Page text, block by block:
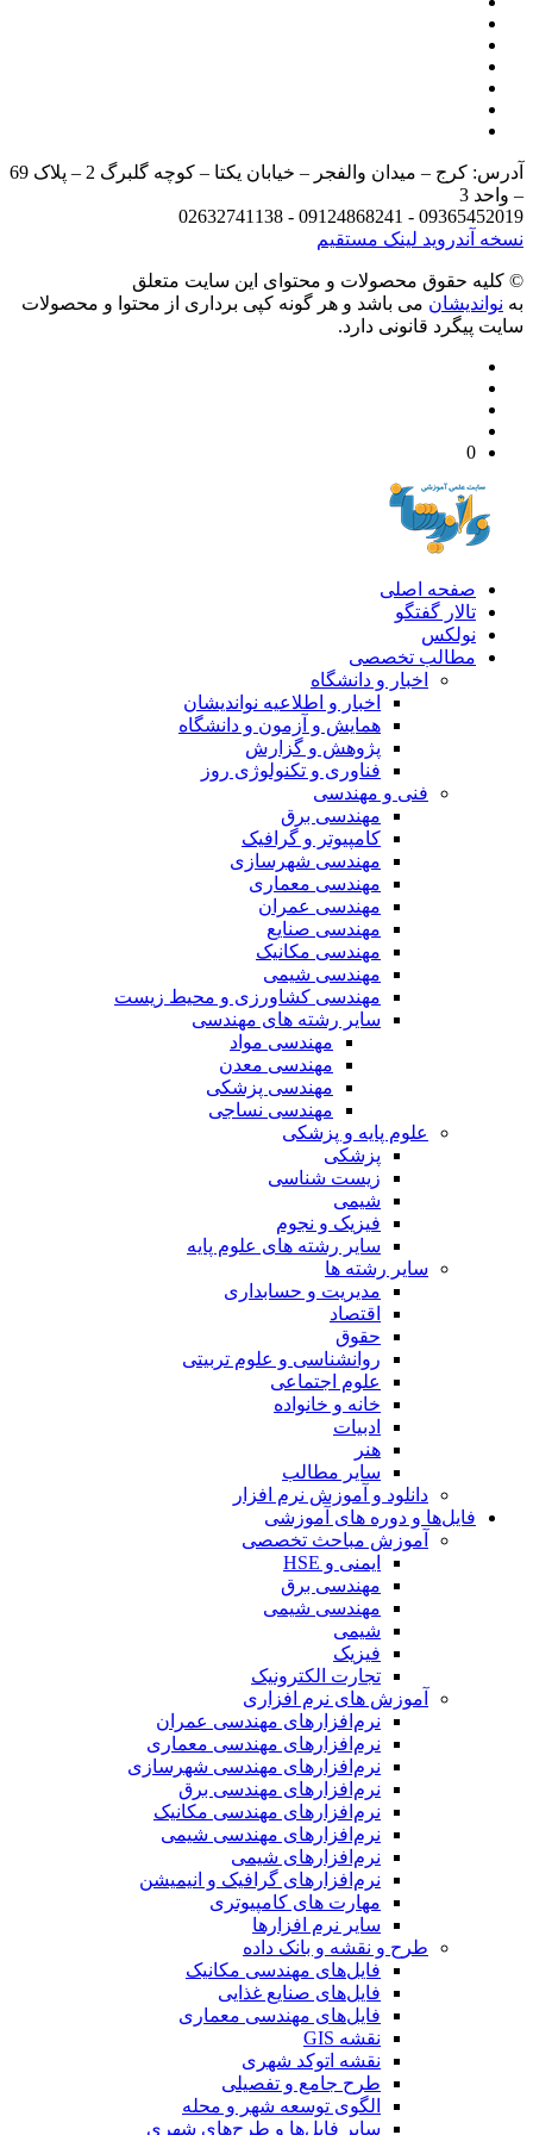
آدرس: کرج – میدان والفجر – خیابان یکتا – کوچه گلبرگ 2 – پلاک 69
3
09365452019 - 09124868241 -
آندرویدلینک مستقیم
حقوق محصولات و محتوای اين سایت متعلق
می باشد و هر گونه کپی برداری از محتوا و محصولات
پیگرد قانونی دارد.
صفحه اصلی
تالار گفتگو
نولکس
مطالب تخصصی
اخبار و دانشگاه
اخبار و اطلاعیه نواندیشان
همایش و آزمون و دانشگاه
پژوهش و گزارش
فناوری و تکنولوژی روز
فنی و مهندسی
مهندسی برق
کامپیوتر و گرافیک
مهندسی شهرسازی
مهندسی معماری
مهندسی عمران
مهندسی صنایع
مهندسی مکانیک
مهندسی شیمی
مهندسی کشاورزی و محیط زیست
سایر رشته های مهندسی
مهندسی مواد
مهندسی معدن
مهندسی پزشکی
مهندسی نساجی
علوم پایه و پزشکی
پزشکی
زیست شناسی
شیمی
فیزیک و نجوم
سایر رشته های علوم پایه
سایر رشته ها
مدیریت و حسابداری
اقتصاد
حقوق
روانشناسی و علوم تربیتی
علوم اجتماعی
خانه و خانواده
ادبیات
هنر
سایر مطالب
دانلود و آموزش نرم افزار
فایل‌ها و دوره های آموزشی
آموزش مباحث تخصصی
ایمنی و HSE
مهندسی برق
مهندسی شیمی
شیمی
فیزیک
تجارت الکترونیک
آموزش های نرم افزاری
نرم‌افزارهای مهندسی عمران
نرم‌افزارهای مهندسی معماری
نرم‌افزارهای مهندسی شهرسازی
نرم‌افزارهای مهندسی برق
نرم‌افزارهای مهندسی مکانیک
نرم‌افزارهای مهندسی شیمی
نرم‌افزارهای شیمی
نرم‌افزارهای گرافیک و انیمیشن
مهارت های کامپیوتری
سایر نرم افزارها
طرح و نقشه و بانک داده
فایل‌های مهندسی مکانیک
فایل‌های صنایع غذایی
فایل‌های مهندسی معماری
نقشه GIS
نقشه اتوکد شهری
طرح جامع و تفصیلی
الگوی توسعه شهر و محله
سایر فایل‌ها و طرح‌های شهری